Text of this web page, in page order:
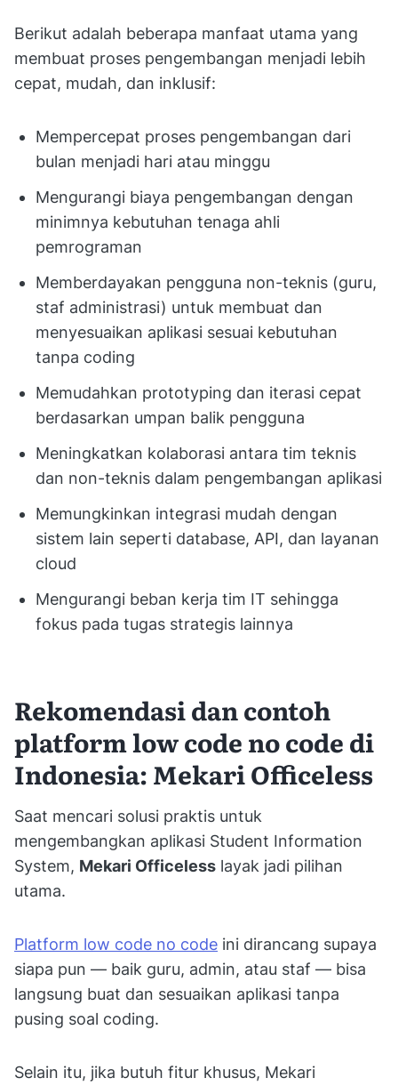
Berikut adalah beberapa manfaat utama yang
membuat proses pengembangan menjadi lebih
cepat, mudah, dan inklusif:
Mempercepat proses pengembangan dari
bulan menjadi hari atau minggu
Mengurangi biaya pengembangan dengan
minimnya kebutuhan tenaga ahli
pemrograman
Memberdayakan pengguna non-teknis (guru,
staf administrasi) untuk membuat dan
menyesuaikan aplikasi sesuai kebutuhan
tanpa coding
Memudahkan prototyping dan iterasi cepat
berdasarkan umpan balik pengguna
Meningkatkan kolaborasi antara tim teknis
dan non-teknis dalam pengembangan aplikasi
Memungkinkan integrasi mudah dengan
sistem lain seperti database, API, dan layanan
cloud
Mengurangi beban kerja tim IT sehingga
fokus pada tugas strategis lainnya
Rekomendasi dan contoh
platform low code no code di
Indonesia: Mekari Officeless
Saat mencari solusi praktis untuk
mengembangkan aplikasi Student Information
System, Mekari Officeless layak jadi pilihan
utama.
Platform low code no code ini dirancang supaya
siapa pun — baik guru, admin, atau staf — bisa
langsung buat dan sesuaikan aplikasi tanpa
pusing soal coding.
Selain itu, jika butuh fitur khusus, Mekari